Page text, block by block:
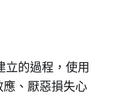
立的過程，使用
、厭惡損失心